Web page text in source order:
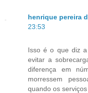
henrique pereira
23:53
Isso é o que diz
evitar a
diferença em
morressem
quando os